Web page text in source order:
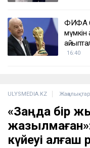
ФИФА
мүмкін
16:40
ULYSMEDIA.KZ Жаңалықтар
«Заңда бір
күйеуі алғаш